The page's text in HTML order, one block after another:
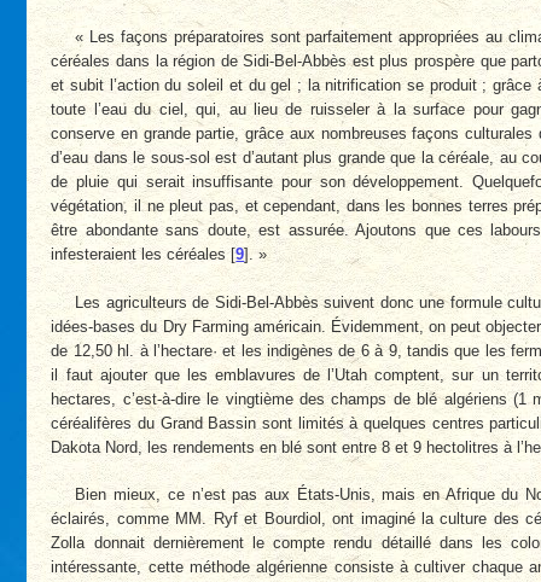
« Les façons préparatoires sont parfaitement appropriées au
céréales dans la région de Sidi-Bel-Abbès est plus prospère que
et subit l’action du soleil et du gel ; la nitrification se produit ;
toute l’eau du ciel, qui, au lieu de ruisseler à la surface pour
conserve en grande partie, grâce aux nombreuses façons culturales
d’eau dans le sous-sol est d’autant plus grande que la céréale, au
de pluie qui serait insuffisante pour son développement.
végétation, il ne pleut pas, et cependant, dans les bonnes terres
être abondante sans doute, est assurée. Ajoutons que ces
infesteraient les céréales[9] . »
Les agriculteurs de Sidi-Bel-Abbès suivent donc une formule
idées-bases du Dry Farming américain. Évidemment, on peut
de 12,50 hl. à l’hectare· et les indigènes de 6 à 9, tandis que les
il faut ajouter que les emblavures de l’Utah comptent, sur un
hectares, c’est-à-dire le vingtième des champs de blé algériens
céréalifères du Grand Bassin sont limités à quelques centres
Dakota Nord, les rendements en blé sont entre 8 et 9 hectolitres à
Bien mieux, ce n’est pas aux États-Unis, mais en Afrique du
éclairés, comme MM. Ryf et Bourdiol, ont imaginé la culture des
Zolla donnait dernièrement le compte rendu détaillé dans les
intéressante, cette méthode algérienne consiste à cultiver chaque